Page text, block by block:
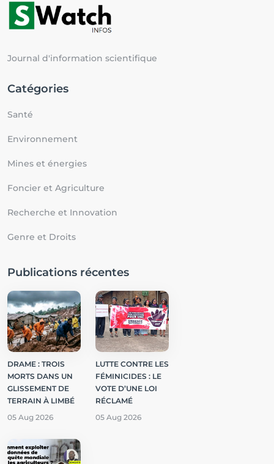
Journal d'information scientifique
Catégories
Santé
Environnement
Mines et énergies
Foncier et Agriculture
Recherche et Innovation
Genre et Droits
Publications récentes
DRAME : TROIS
MORTS DANS UN
GLISSEMENT DE
TERRAIN À LIMBÉ
05 Aug 2026
LUTTE CONTRE LES
FÉMINICIDES : LE
VOTE D’UNE LOI
RÉCLAMÉ
05 Aug 2026